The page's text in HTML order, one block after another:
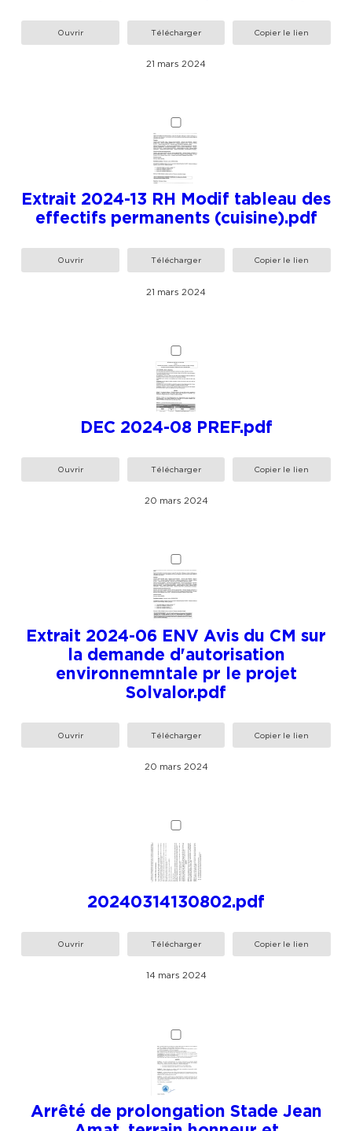
Ouvrir Télécharger Copier le lien
21 mars 2024
Extrait 2024-13 RH Modif tableau des
effectifs permanents (cuisine).pdf
Ouvrir Télécharger Copier le lien
21 mars 2024
DEC 2024-08 PREF.pdf
Ouvrir Télécharger Copier le lien
20 mars 2024
Extrait 2024-06 ENV Avis du CM sur
la demande d'autorisation
environnemntale pr le projet
Solvalor.pdf
Ouvrir Télécharger Copier le lien
20 mars 2024
20240314130802.pdf
Ouvrir Télécharger Copier le lien
14 mars 2024
Arrêté de prolongation Stade Jean